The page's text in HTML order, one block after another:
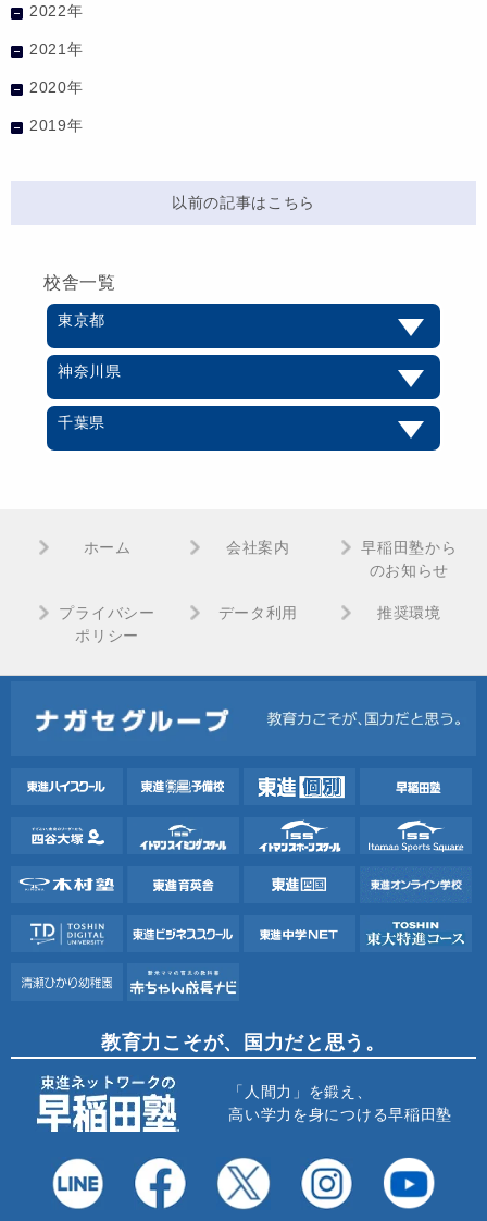
2022年
2021年
2020年
2019年
以前の記事はこちら
校舎一覧
東京都
神奈川県
千葉県
ホーム 会社案内
早稲田塾から
のお知らせ
プライバシー
ポリシー
データ利用 推奨環境
教育力こそが、国力だと思う。
「人間力」を鍛え、
高い学力を身につける早稲田塾